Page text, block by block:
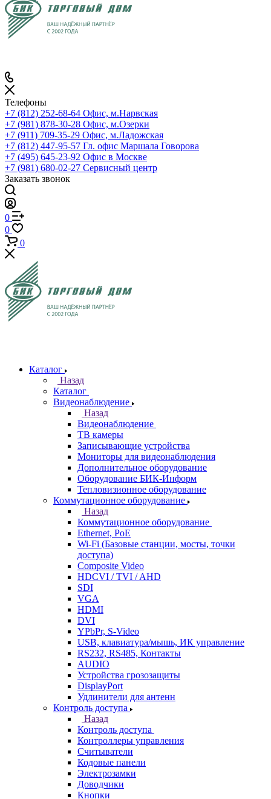
Телефоны
+7 (812) 252-68-64 Офис, м.Нарвская
+7 (981) 878-30-28 Офис, м.Озерки
+7 (911) 709-35-29 Офис, м.Ладожская
+7 (812) 447-95-57 Гл. офис Маршала Говорова
+7 (495) 645-23-92 Офис в Москве
+7 (981) 680-02-27 Сервисный центр
Заказать звонок
0
0
0
Каталог
Назад
Каталог
Видеонаблюдение
Назад
Видеонаблюдение
ТВ камеры
Записывающие устройства
Мониторы для видеонаблюдения
Дополнительное оборудование
Оборудование БИК-Информ
Тепловизионное оборудование
Коммутационное оборудование
Назад
Коммутационное оборудование
Ethernet, PoE
Wi-Fi (Базовые станции, мосты, точки
доступа)
Composite Video
HDCVI / TVI / AHD
SDI
VGA
HDMI
DVI
YPbPr, S-Video
USB, клавиатура/мышь, ИК управление
RS232, RS485, Контакты
AUDIO
Устройства грозозащиты
DisplayPort
Удлинители для антенн
Контроль доступа
Назад
Контроль доступа
Контроллеры управления
Считыватели
Кодовые панели
Электрозамки
Доводчики
Кнопки